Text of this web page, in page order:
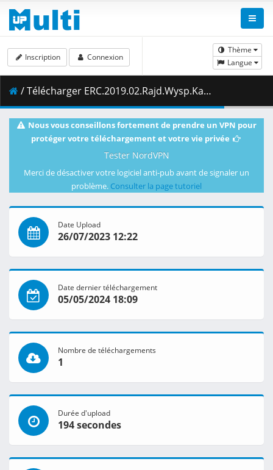
Thème
Langue
Inscription Connexion
/ Télécharger ERC.2019.02.Rajd.Wysp.Kanaryjskich.Podsumowanie.07.05.2019.1080i.PL.EN.HDTV.maraarab.ts ( 1.04 GB )
Nous vous conseillons fortement de prendre un VPN pour
protéger votre téléchargement et votre vie privée
Tester NordVPN
Merci de désactiver votre logiciel anti-pub avant de signaler un
problème. Consulter la page tutoriel
Date Upload
26/07/2023 12:22
Date dernier téléchargement
05/05/2024 18:09
Nombre de téléchargements
1
Durée d'upload
194 secondes